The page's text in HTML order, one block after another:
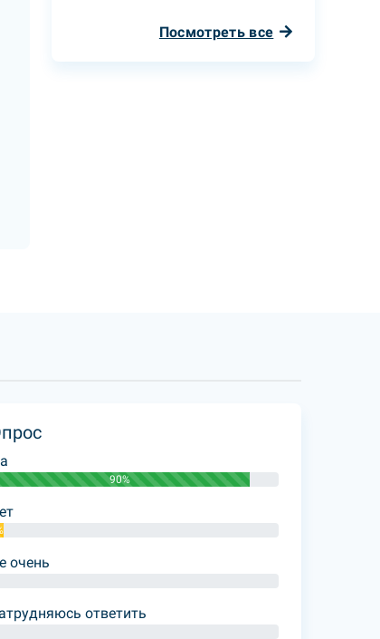
Посмотреть все
90%
очень
ответить